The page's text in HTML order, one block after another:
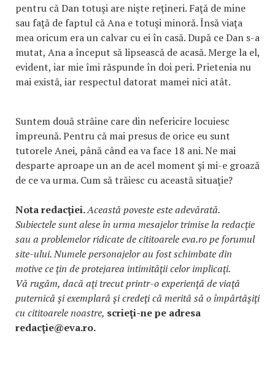
pentru că Dan totuşi are nişte reţineri. Faţă de mine
sau faţă de faptul că Ana e totuşi minoră. Însă viaţa
mea oricum era un calvar cu ei în casă. După ce Dan s-a
mutat, Ana a început să lipsească de acasă. Merge la el,
evident, iar mie îmi răspunde în doi peri. Prietenia nu
mai există, iar respectul datorat mamei nici atât.
Suntem două străine care din nefericire locuiesc
împreună. Pentru că mai presus de orice eu sunt
tutorele Anei, până când ea va face 18 ani. Ne mai
desparte aproape un an de acel moment şi mi-e groază
de ce va urma. Cum să trăiesc cu această situaţie?
Nota redacţiei.Această poveste este adevărată.
Subiectele sunt alese în urma mesajelor trimise la redacţie
sau a problemelor ridicate de cititoarele eva.ro pe forumul
site-ului. Numele personajelor au fost schimbate din
motive ce ţin de protejarea intimităţii celor implicaţi.
Vă rugăm, dacă aţi trecut printr-o experienţă de viaţă
puternică şi exemplară şi credeţi că merită să o împărtăşiţi
cu cititoarele noastre, scrieţi-ne pe adresa
redacţie@eva.ro.